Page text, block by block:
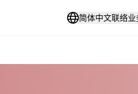
简体中文
Language
联络业